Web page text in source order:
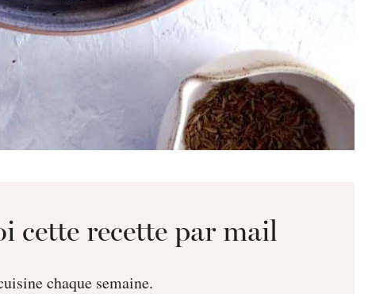
cette recette par mail
chaque semaine.